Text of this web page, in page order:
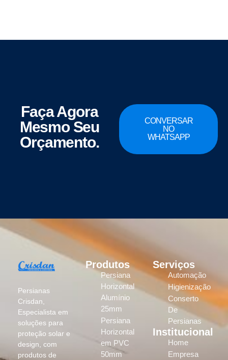
Faça Agora
Mesmo Seu
Orçamento.
CONVERSAR
NO
WHATSAPP
Persianas
Crisdan,
Especialista em
soluções para
proteção solar e
design, com
produtos de
Produtos
Persiana
Horizontal
Alumínio
25mm
Persiana
Horizontal
em PVC
50mm
Serviços
Automação
Higienização
Conserto
De
Persianas
Institucional
Home
Empresa